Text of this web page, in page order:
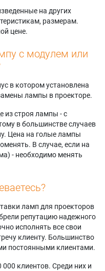
на других
размерам.
цене.
с модулем или
в котором установлена
лампы в проекторе.
из строя лампы - с
в большинстве случаев
Цена на голые лампы
В случае, если на
- необходимо менять
ламп для проекторов
репутацию надежного
исполнять все свои
клиенту. Большинство
постоянными клиентами.
клиентов. Среди них и